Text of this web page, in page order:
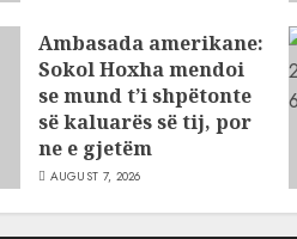
Ambasada amerikane:
Sokol Hoxha mendoi
se mund t’i shpëtonte
së kaluarës së tij, por
ne e gjetëm
AUGUST 7, 2026